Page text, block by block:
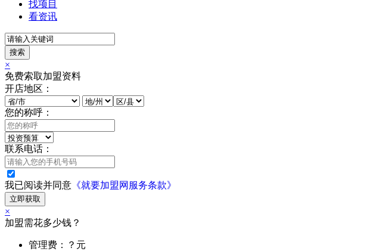
找项目
看资讯
搜索
×
免费索取加盟资料
开店地区：
您的称呼：
联系电话：
我已阅读并同意 《就要加盟网服务条款》
立即获取
×
加盟需花多少钱？
管理费：？元